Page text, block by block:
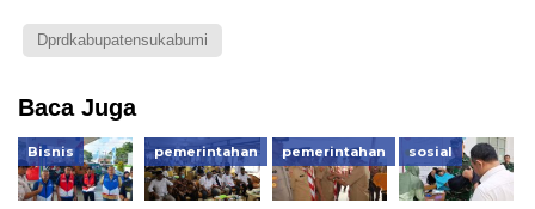
Dprdkabupatensukabumi
Baca Juga
Bisnis pemerintahan pemerintahan sosial